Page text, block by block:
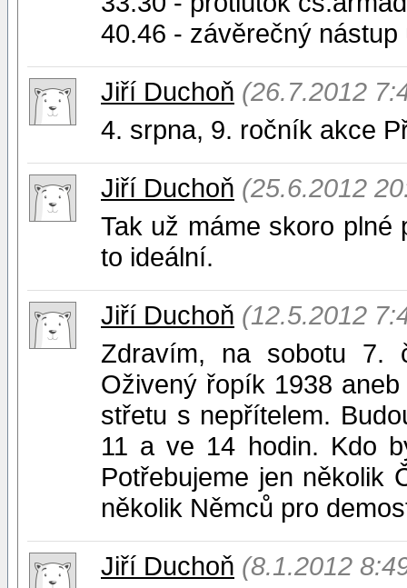
40.46 - závěrečný
Jiří Duchoň (26.7.2012
4. srpna, 9. ročník akce
Jiří Duchoň (25.6.2012
Tak už máme skoro
to ideální.
Jiří Duchoň (12.5.2012
Zdravím, na sobotu 7.
Oživený řopík 1938
střetu s nepřítelem.
11 a ve 14 hodin. Kdo
Potřebujeme jen několik
několik Němců pro
Jiří Duchoň (8.1.2012